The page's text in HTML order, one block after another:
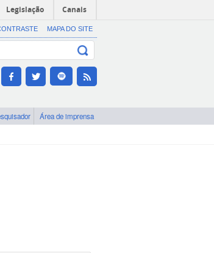
Legislação Canais
MAPA DO SITE
Área de imprensa